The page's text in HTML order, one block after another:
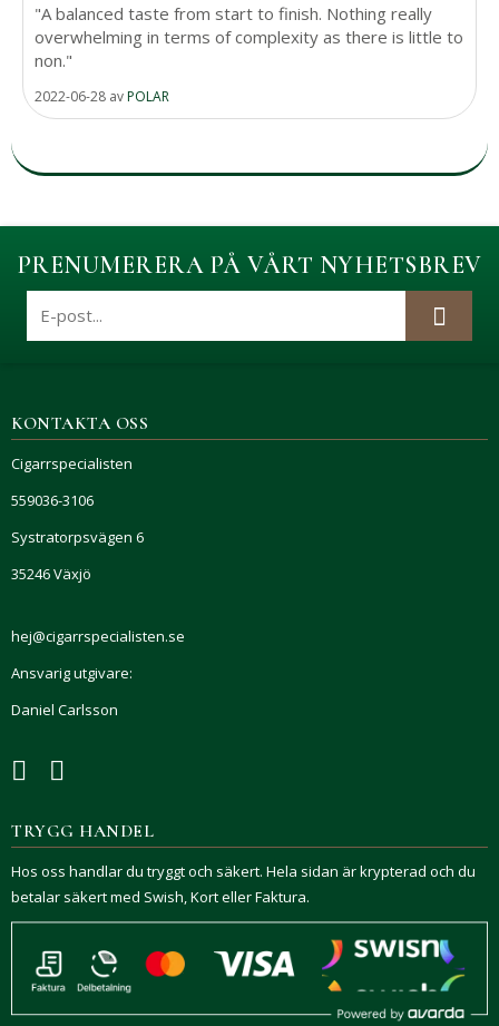
"A balanced taste from start to finish. Nothing really
overwhelming in terms of complexity as there is little to
non."
2022-06-28 avPOLAR
PRENUMERERA PÅ VÅRT NYHETSBREV
KONTAKTA OSS
Cigarrspecialisten
559036-3106
Systratorpsvägen 6
35246 Växjö
hej@cigarrspecialisten.se
Ansvarig utgivare:
Daniel Carlsson
TRYGG HANDEL
Hos oss handlar du tryggt och säkert. Hela sidan är krypterad och du
betalar säkert med Swish, Kort eller Faktura.